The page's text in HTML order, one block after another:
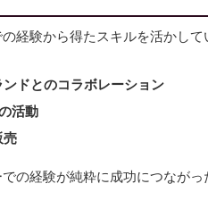
経験から得たスキルを活かし
ドとのコラボレーション
活動
売
の経験が純粋に成功につながっ